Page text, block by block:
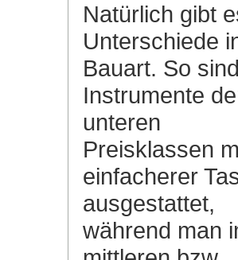
Natürlich gibt
Unterschiede
Bauart. So
Instrumente
unteren
Preisklassen
einfacherer
ausgestattet,
während man